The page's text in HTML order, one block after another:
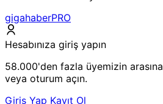
gigahaberPRO
Hesabınıza giriş yapın
58.000'den fazla üyemizin
veya oturum açın.
Giriş Yap Kayıt Ol